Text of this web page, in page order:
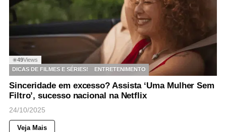
◉49Views
DICAS DE FILMES E SÉRIES!
ENTRETENIMENTO
Sinceridade em excesso? Assista ‘Uma Mulher Sem
Filtro’, sucesso nacional na Netflix
24/10/2025
Veja Mais